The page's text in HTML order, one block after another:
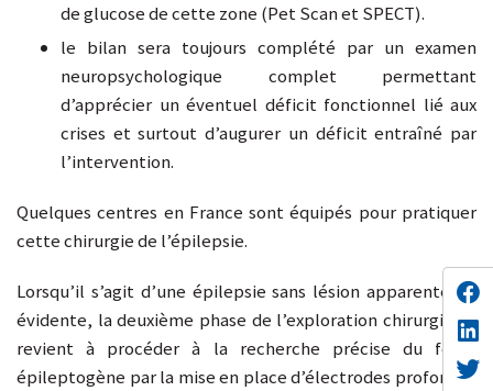
de glucose de cette zone (Pet Scan et SPECT).
le bilan sera toujours complété par un examen
neuropsychologique complet permettant
d’apprécier un éventuel déficit fonctionnel lié aux
crises et surtout d’augurer un déficit entraîné par
l’intervention.
Quelques centres en France sont équipés pour pratiquer
cette chirurgie de l’épilepsie.
Lorsqu’il s’agit d’une épilepsie sans lésion apparente ou
évidente, la deuxième phase de l’exploration chirurgicale
revient à procéder à la recherche précise du foyer
épileptogène par la mise en place d’électrodes profondes